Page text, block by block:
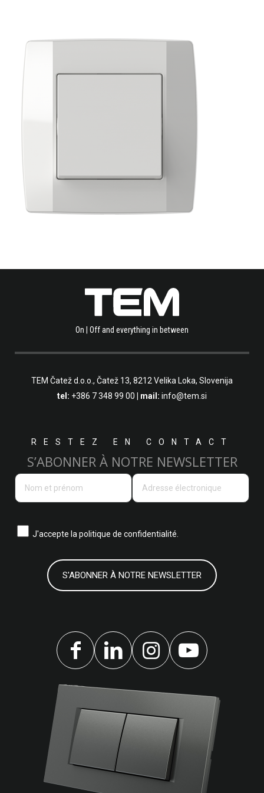
On | Off and everything in between
TEM Čatež d.o.o., Čatež 13, 8212 Velika Loka, Slovenija
tel: +386 7 348 99 00 | mail: info@tem.si
RESTEZ EN CONTACT
S’ABONNER À NOTRE NEWSLETTER
J'accepte la politique de confidentialité.